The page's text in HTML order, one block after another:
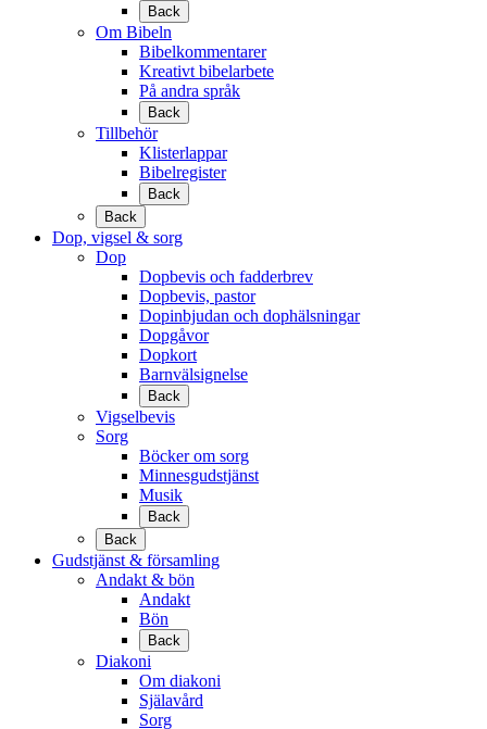
Back
Om Bibeln
Bibelkommentarer
Kreativt bibelarbete
På andra språk
Back
Tillbehör
Klisterlappar
Bibelregister
Back
Back
Dop, vigsel & sorg
Dop
Dopbevis och fadderbrev
Dopbevis, pastor
Dopinbjudan och dophälsningar
Dopgåvor
Dopkort
Barnvälsignelse
Back
Vigselbevis
Sorg
Böcker om sorg
Minnesgudstjänst
Musik
Back
Back
Gudstjänst & församling
Andakt & bön
Andakt
Bön
Back
Diakoni
Om diakoni
Själavård
Sorg